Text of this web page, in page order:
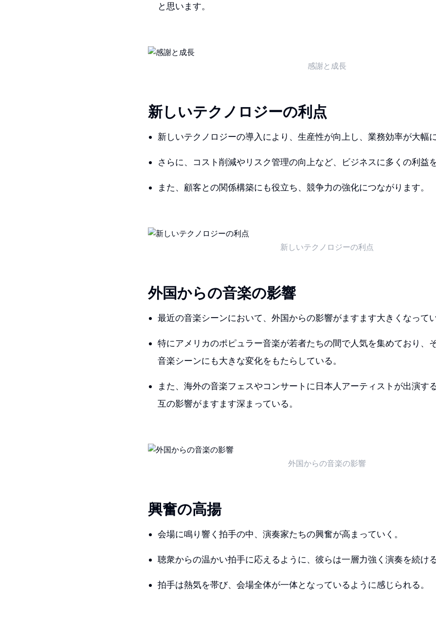
と思います。
感謝と成長
新しいテクノロジーの利点
新しいテクノロジーの導入により、生産性が向上し、業務効率が大幅
さらに、コスト削減やリスク管理の向上など、ビジネスに多くの利益
また、顧客との関係構築にも役立ち、競争力の強化につながります。
新しいテクノロジーの利点
外国からの音楽の影響
最近の音楽シーンにおいて、外国からの影響がますます大きくなってい
特にアメリカのポピュラー音楽が若者たちの間で人気を集めており、
音楽シーンにも大きな変化をもたらしている。
また、海外の音楽フェスやコンサートに日本人アーティストが出演す
互の影響がますます深まっている。
外国からの音楽の影響
興奮の高揚
会場に鳴り響く拍手の中、演奏家たちの興奮が高まっていく。
聴衆からの温かい拍手に応えるように、彼らは一層力強く演奏を続ける
拍手は熱気を帯び、会場全体が一体となっているように感じられる。